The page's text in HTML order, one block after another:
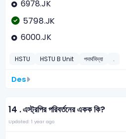
6978.JK
5798.JK
6000.JK
HSTU HSTU B Unit পদার্থবিদ্যা .
Des
14 .এস্ট্রপির পরিবর্তনের একক কি?
Updated: 1 year ago